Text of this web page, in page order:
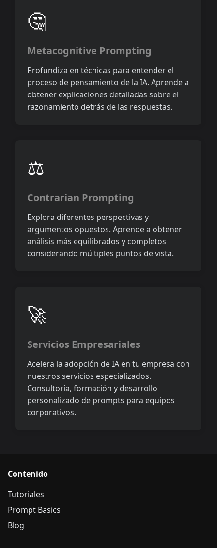
🤔
Metacognitive Prompting
Profundiza en técnicas para entender el
proceso de pensamiento de la IA. Aprende a
obtener explicaciones detalladas sobre el
razonamiento detrás de las respuestas.
⚖️
Contrarian Prompting
Explora diferentes perspectivas y
argumentos opuestos. Aprende a obtener
análisis más equilibrados y completos
considerando múltiples puntos de vista.
🚀
Servicios Empresariales
Acelera la adopción de IA en tu empresa con
nuestros servicios especializados.
Consultoría, formación y desarrollo
personalizado de prompts para equipos
corporativos.
Contenido
Tutoriales
Prompt Basics
Blog